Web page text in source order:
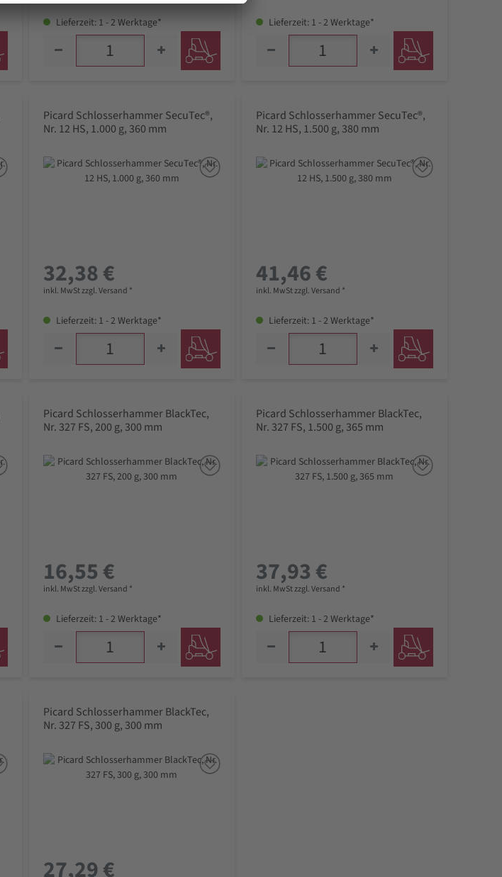
Lieferzeit: 1 - 2 Werktage* Lieferzeit: 1 - 2 Werktage*
Picard Schlosserhammer SecuTec®,
Nr. 12 HS, 1.000 g, 360 mm
32,38 €
inkl. MwSt zzgl. Versand *
Lieferzeit: 1 - 2 Werktage*
Picard Schlosserhammer SecuTec®,
Nr. 12 HS, 1.500 g, 380 mm
41,46 €
inkl. MwSt zzgl. Versand *
Lieferzeit: 1 - 2 Werktage*
Picard Schlosserhammer BlackTec,
Nr. 327 FS, 200 g, 300 mm
16,55 €
inkl. MwSt zzgl. Versand *
Lieferzeit: 1 - 2 Werktage*
Picard Schlosserhammer BlackTec,
Nr. 327 FS, 1.500 g, 365 mm
37,93 €
inkl. MwSt zzgl. Versand *
Lieferzeit: 1 - 2 Werktage*
Picard Schlosserhammer BlackTec,
Nr. 327 FS, 300 g, 300 mm
27,29 €